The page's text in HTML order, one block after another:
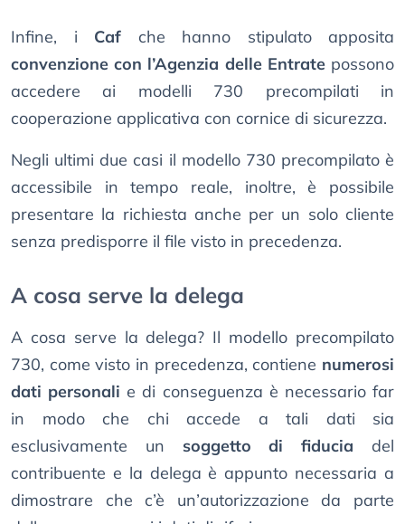
Infine, i Caf che hanno stipulato apposita
convenzione con l’Agenzia delle Entratepossono
accedere ai modelli 730 precompilati in
cooperazione applicativa con cornice di sicurezza.
Negli ultimi due casi il modello 730 precompilato è
accessibile in tempo reale, inoltre, è possibile
presentare la richiesta anche per un solo cliente
senza predisporre il file visto in precedenza.
A cosa serve la delega
A cosa serve la delega? Il modello precompilato
730, come visto in precedenza, contiene numerosi
dati personali e di conseguenza è necessario far
in modo che chi accede a tali dati sia
esclusivamente un soggetto di fiducia del
contribuente e la delega è appunto necessaria a
dimostrare che c’è un’autorizzazione da parte